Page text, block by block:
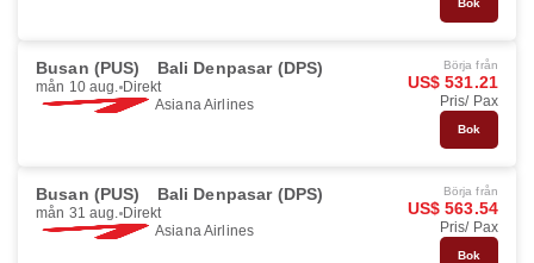
Bok
Busan (PUS) Bali Denpasar (DPS)
mån 10 aug. Direkt
Asiana Airlines
Börja från
US$ 531.21
Pris/ Pax
Bok
Busan (PUS) Bali Denpasar (DPS)
mån 31 aug. Direkt
Asiana Airlines
Börja från
US$ 563.54
Pris/ Pax
Bok